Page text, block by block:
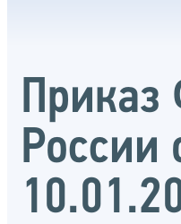
России